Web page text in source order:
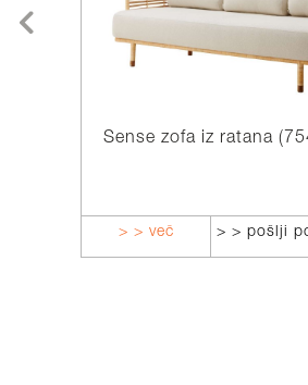
Sense zofa iz ratana
> > več > > pošlji